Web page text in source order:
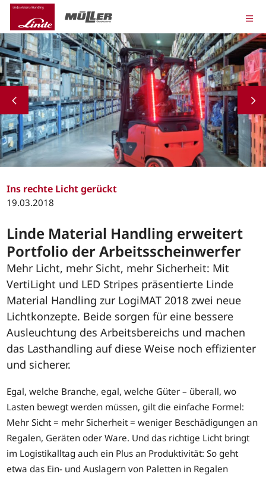
Ins rechte Licht gerückt
19.03.2018
Linde Material Handling erweitert
Portfolio der Arbeitsscheinwerfer
Mehr Licht, mehr Sicht, mehr Sicherheit: Mit
VertiLight und LED Stripes präsentierte Linde
Material Handling zur LogiMAT 2018 zwei neue
Lichtkonzepte. Beide sorgen für eine bessere
Ausleuchtung des Arbeitsbereichs und machen
das Lasthandling auf diese Weise noch effizienter
und sicherer.
Egal, welche Branche, egal, welche Güter – überall, wo
Lasten bewegt werden müssen, gilt die einfache Formel:
Mehr Sicht = mehr Sicherheit = weniger Beschädigungen an
Regalen, Geräten oder Ware. Und das richtige Licht bringt
im Logistikalltag auch ein Plus an Produktivität: So geht
etwa das Ein- und Auslagern von Paletten in Regalen